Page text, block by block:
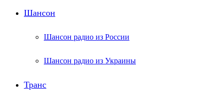
Шансон
Шансон радио из России
Шансон радио из Украины
Транс